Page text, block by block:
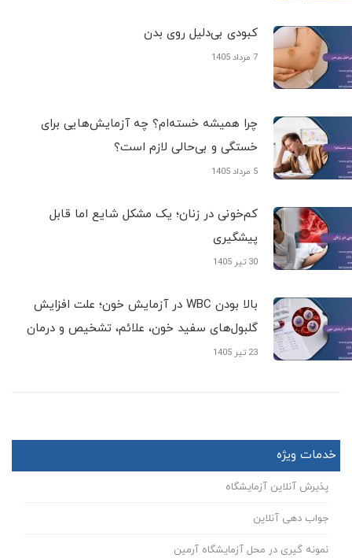
کبودی‌ بی‌دلیل روی بدن
7 مرداد 1405
چرا همیشه خسته‌ام؟ چه آزمایش‌هایی برای
خستگی و بی‌حالی لازم است؟
5 مرداد 1405
کم‌خونی در زنان؛ یک مشکل شایع اما قابل
پیشگیری
30 تیر 1405
بالا بودن WBC در آزمایش خون؛ علت افزایش
گلبول‌های سفید خون، علائم، تشخیص و درمان
23 تیر 1405
خدمات ویژه
پذیرش آنلاین آزمایشگاه
جواب دهی آنلاین
نمونه گیری در محل آزمایشگاه آرمین